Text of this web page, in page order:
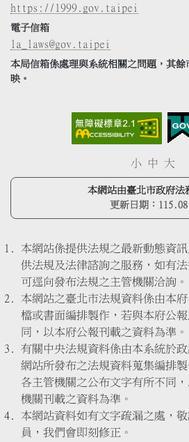
https://1999.gov.taipei
電子信箱
la_laws@gov.taipei
本局信箱係處理與系統相關之問題，其
映。
小 中 大
本網站由臺北市政府法
更新日期：
本網站係提供法規之最新動態資
供法規及法律諮詢之服務，如有
可逕向發布法規之主管機關洽詢。
本網站之臺北市法規資料係由本
檔或書面編排製作，若與本府公
同，以本府公報刊載之資料為準。
有關中央法規資料係由本系統於
網站所發布之法規資料蒐集編排
各主管機關之公布文字有所不同
機關刊載之資料為準。
本網站資料如有文字疏漏之處，
員，我們會即刻修正。